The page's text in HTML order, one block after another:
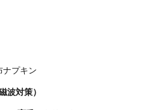
ナプキン
波対策）